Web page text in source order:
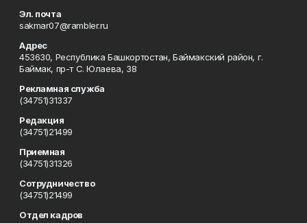
Эл. почта
sakmar07@rambler.ru
Адрес
453630, Республика Башкортостан, Баймакский район, г.
Баймак, пр-т С. Юлаева, 38
Рекламная служба
(34751)31337
Редакция
(34751)21499
Приемная
(34751)31326
Сотрудничество
(34751)21499
Отдел кадров